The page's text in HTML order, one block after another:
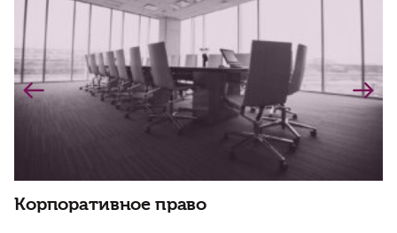
Корпоративное право